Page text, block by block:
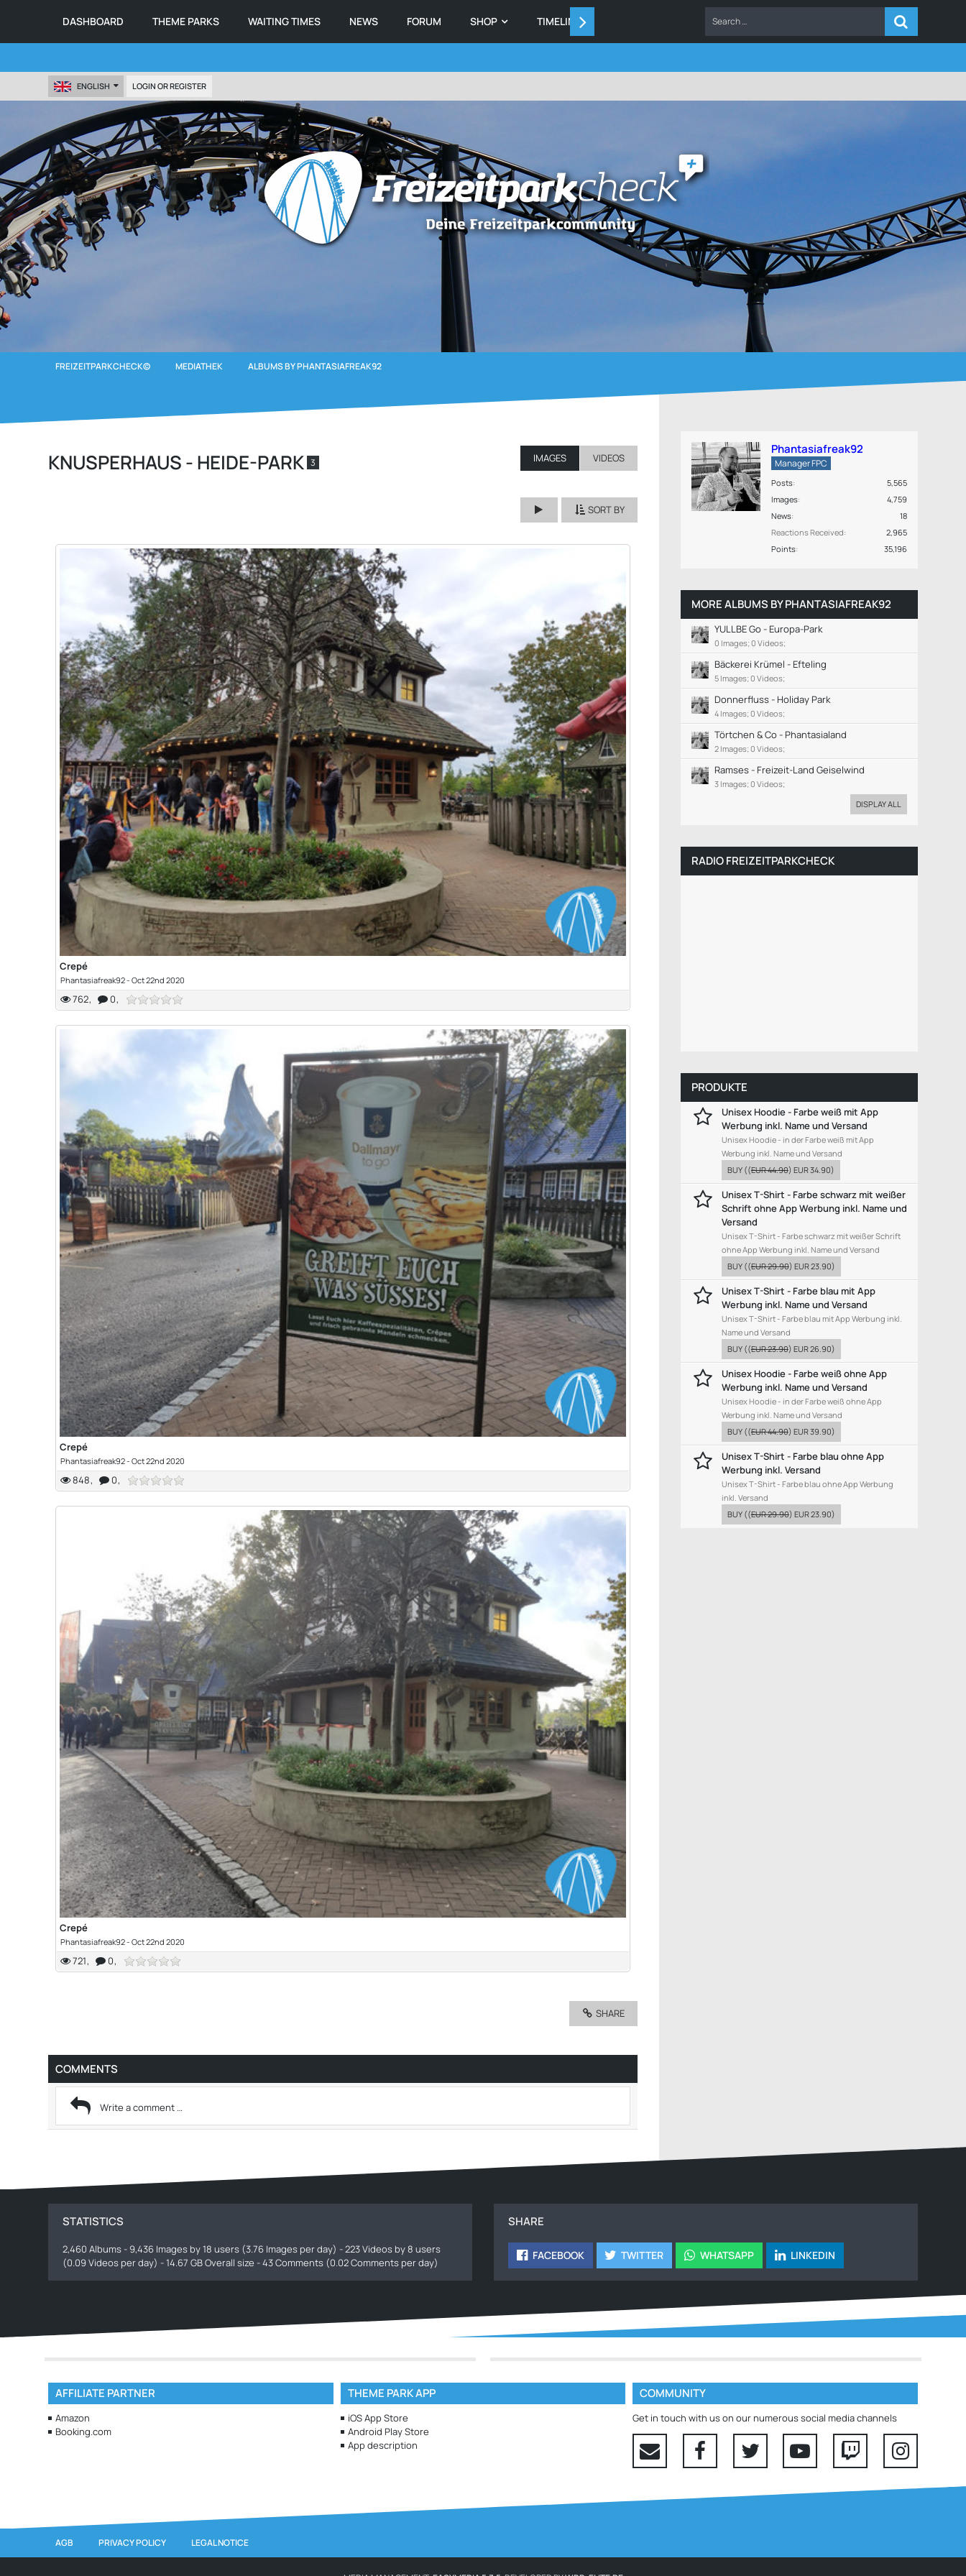
DASHBOARD THEME PARKS WAITING TIMES NEWS FORUM SHOP TIMELINE
ENGLISH LOGIN OR REGISTER
FREIZEITPARKCHECK© MEDIATHEK ALBUMS BY PHANTASIAFREAK92
KNUSPERHAUS - HEIDE-PARK 3 IMAGES VIDEOS
SORT BY
Crepé
Phantasiafreak92-Oct 22nd 2020
762 0
Crepé
Phantasiafreak92-Oct 22nd 2020
848 0
Crepé
Phantasiafreak92-Oct 22nd 2020
721 0
SHARE
COMMENTS
Phantasiafreak92
Manager FPC
Posts
5,565
Images
4,759
News
18
Reactions Received
2,965
Points
35,196
MORE ALBUMS BY PHANTASIAFREAK92
YULLBE Go - Europa-Park
0 Images; 0 Videos;
Bäckerei Krümel - Efteling
5 Images; 0 Videos;
Donnerfluss - Holiday Park
4 Images; 0 Videos;
Törtchen & Co - Phantasialand
2 Images; 0 Videos;
Ramses - Freizeit-Land Geiselwind
3 Images; 0 Videos;
DISPLAY ALL
RADIO FREIZEITPARKCHECK
PRODUKTE
Unisex Hoodie - Farbe weiß mit App
Werbung inkl. Name und Versand
Unisex Hoodie - in der Farbe weiß mit App
Werbung inkl. Name und Versand
BUY ((EUR 44.90) EUR 34.90)
Unisex T-Shirt - Farbe schwarz mit weißer
Schrift ohne App Werbung inkl. Name und
Versand
Unisex T-Shirt - Farbe schwarz mit weißer Schrift
ohne App Werbung inkl. Name und Versand
BUY ((EUR 29.90) EUR 23.90)
Unisex T-Shirt - Farbe blau mit App
Werbung inkl. Name und Versand
Unisex T-Shirt - Farbe blau mit App Werbung inkl.
Name und Versand
BUY ((EUR 23.90) EUR 26.90)
Unisex Hoodie - Farbe weiß ohne App
Werbung inkl. Name und Versand
Unisex Hoodie - in der Farbe weiß ohne App
Werbung inkl. Name und Versand
BUY ((EUR 44.90) EUR 39.90)
Unisex T-Shirt - Farbe blau ohne App
Werbung inkl. Versand
Unisex T-Shirt - Farbe blau ohne App Werbung
inkl. Versand
BUY ((EUR 29.90) EUR 23.90)
STATISTICS
2,460 Albums - 9,436 Images by 18 users (3.76 Images per day) - 223 Videos by 8 users
(0.09 Videos per day) - 14.67 GB Overall size - 43 Comments (0.02 Comments per day)
SHARE
FACEBOOK TWITTER WHATSAPP LINKEDIN
AFFILIATE PARTNER
Amazon
Booking.com
THEME PARK APP
iOS App Store
Android Play Store
App description
COMMUNITY
Get in touch with us on our numerous social media channels
AGB PRIVACY POLICY LEGAL NOTICE